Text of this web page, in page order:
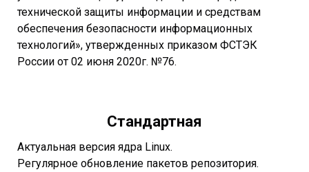
технической защиты информации и средствам
обеспечения безопасности информационных
технологий», утвержденных приказом ФСТЭК
России от 02 июня 2020г. №76.
Стандартная
Актуальная версия ядра Linux.
Регулярное обновление пакетов репозитория.